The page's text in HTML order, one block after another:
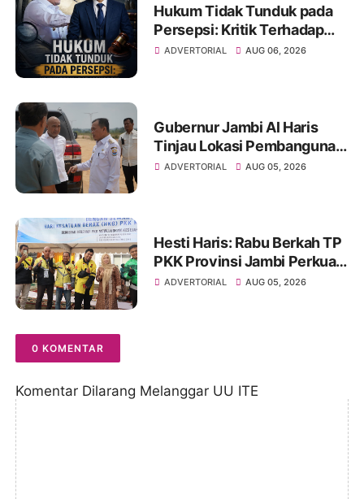
Hukum Tidak Tunduk pada
Persepsi: Kritik Terhadap
Monopoli Kebenaran oleh
ADVERTORIAL AUG 06, 2026
Gubernur Jambi Al Haris
Tinjau Lokasi Pembangunan
Sekolah Rakyat dan Lokasi
ADVERTORIAL AUG 05, 2026
Hesti Haris: Rabu Berkah TP
PKK Provinsi Jambi Perkuat
Literasi Keuangan dan
ADVERTORIAL AUG 05, 2026
0 KOMENTAR
Komentar Dilarang Melanggar UU ITE